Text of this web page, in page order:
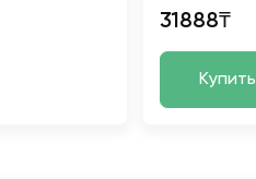
31888₸
Купить